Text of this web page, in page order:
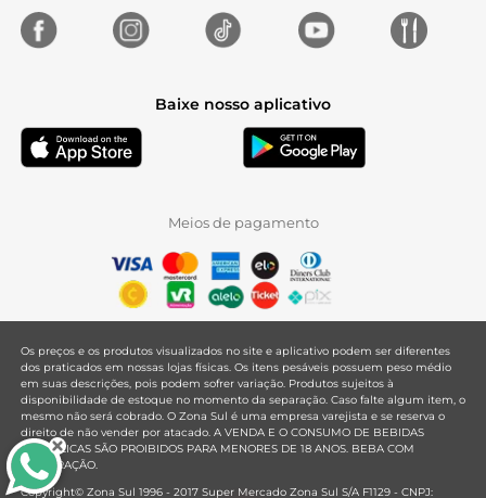
Baixe nosso aplicativo
Meios de pagamento
Os preços e os produtos visualizados no site e aplicativo podem ser diferentes
dos praticados em nossas lojas físicas. Os itens pesáveis possuem peso médio
em suas descrições, pois podem sofrer variação. Produtos sujeitos à
disponibilidade de estoque no momento da separação. Caso falte algum item, o
mesmo não será cobrado. O Zona Sul é uma empresa varejista e se reserva o
direito de não vender por atacado. A VENDA E O CONSUMO DE BEBIDAS
ALCOÓLICAS SÃO PROIBIDOS PARA MENORES DE 18 ANOS. BEBA COM
MODERAÇÃO.
Copyright© Zona Sul 1996 - 2017 Super Mercado Zona Sul S/A F1129 - CNPJ: